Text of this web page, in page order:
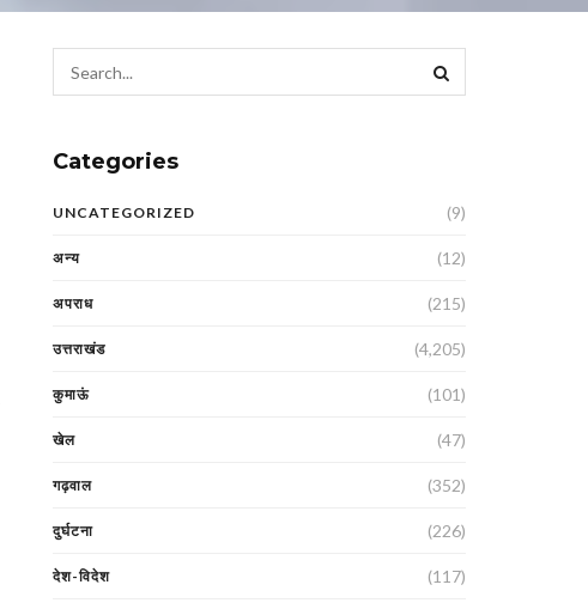
Categories
UNCATEGORIZED (9)
अन्य (12)
अपराध (215)
उत्तराखंड (4,205)
कुमाऊं (101)
खेल (47)
गढ़वाल (352)
दुर्घटना (226)
देश-विदेश (117)